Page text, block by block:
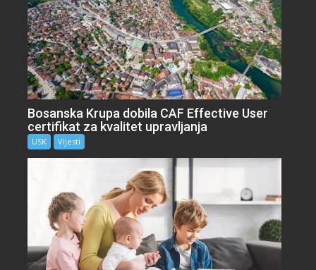
Bosanska Krupa dobila CAF Effective User
certifikat za kvalitet upravljanja
USK Vijesti